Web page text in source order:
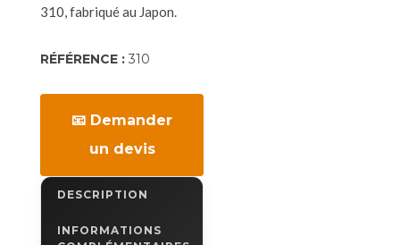
310, fabriqué au Japon.
RÉFÉRENCE : 310
📧 Demander
un devis
DESCRIPTION
INFORMATIONS